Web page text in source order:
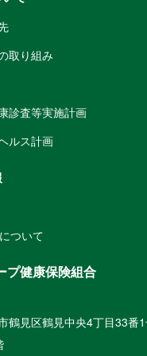
取り組み
診査等実施計画
ルス計画
ついて
プ健康保険組合
鶴見区鶴見中央4丁目33番